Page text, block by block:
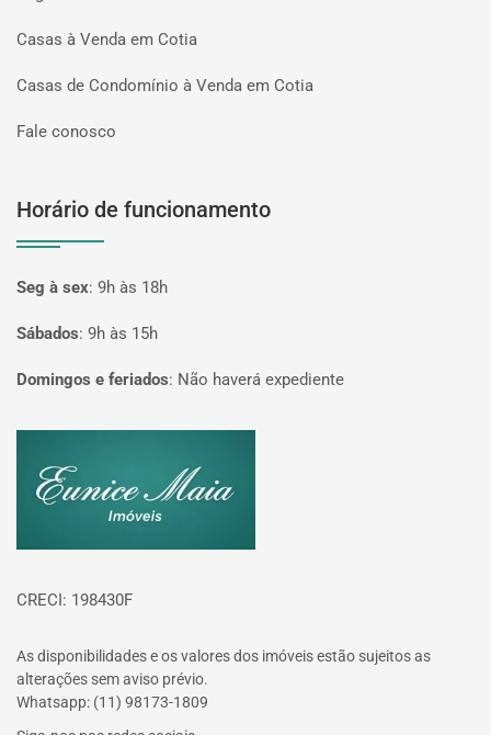
Casas à Venda em Cotia
Casas de Condomínio à Venda em Cotia
Fale conosco
Horário de funcionamento
Seg à sex: 9h às 18h
Sábados: 9h às 15h
Domingos e feriados: Não haverá expediente
CRECI: 198430F
As disponibilidades e os valores dos imóveis estão sujeitos as
alterações sem aviso prévio.
Whatsapp: (11) 98173-1809